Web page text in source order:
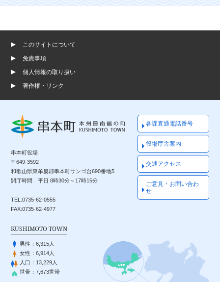
このサイトについて
免責事項
個人情報の取り扱い
著作権・リンク
串本町役場
〒649-3592
和歌山県東牟婁郡串本町サンゴ台690番地5
開庁時間 平日 8時30分～17時15分
TEL:0735-62-0555
FAX:0735-62-4977
各課直通電話番号
役場庁舎案内
交通アクセス
ご意見・お問い合わ
せ
KUSHIMOTO TOWN
男性：6,315人
女性：6,914人
人口： 13,229人
世帯：7,673世帯